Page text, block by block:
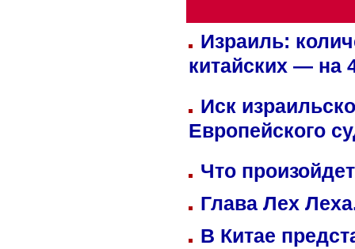
Израиль:
китайских — на
Иск
Европейского
Что
Глава Лех
В Китае